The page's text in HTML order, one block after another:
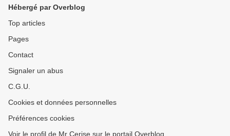
Hébergé par Overblog
Top articles
Pages
Contact
Signaler un abus
C.G.U.
Cookies et données personnelles
Préférences cookies
Voir le profil de Mr Cerise sur le portail Overblog